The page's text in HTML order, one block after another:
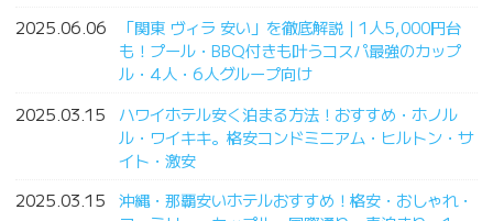
2025.06.06
「関東 ヴィラ 安い」を徹底解説｜1人5,000円台
も！プール・BBQ付きも叶うコスパ最強のカップ
ル・4人・6人グループ向け
2025.03.15
ハワイホテル安く泊まる方法！おすすめ・ホノル
ル・ワイキキ。格安コンドミニアム・ヒルトン・サ
イト・激安
2025.03.15
沖縄・那覇安いホテルおすすめ！格安・おしゃれ・